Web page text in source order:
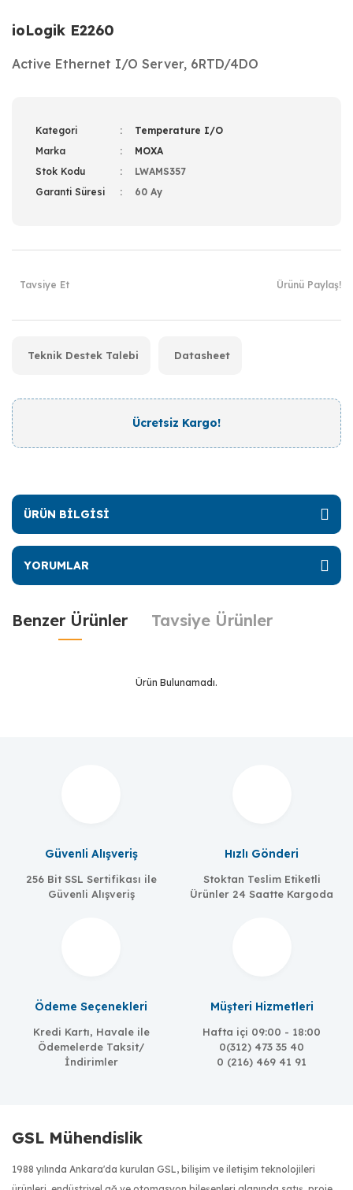
ioLogik E2260
Active Ethernet I/O Server, 6RTD/4DO
Kategori
Temperature I/O
Marka
MOXA
Stok Kodu
LWAMS357
Garanti Süresi
60 Ay
Tavsiye Et Ürünü Paylaş!
Teknik Destek Talebi Datasheet
Ücretsiz Kargo!
ÜRÜN BİLGİSİ
YORUMLAR
Benzer Ürünler Tavsiye Ürünler
Ürün Bulunamadı.
Güvenli Alışveriş
256 Bit SSL Sertifikası ile
Güvenli Alışveriş
Hızlı Gönderi
Stoktan Teslim Etiketli
Ürünler 24 Saatte Kargoda
Ödeme Seçenekleri
Kredi Kartı, Havale ile
Ödemelerde Taksit/
İndirimler
Müşteri Hizmetleri
Hafta içi 09:00 - 18:00
0(312) 473 35 40
0 (216) 469 41 91
GSL Mühendislik
1988 yılında Ankara'da kurulan GSL, bilişim ve iletişim teknolojileri